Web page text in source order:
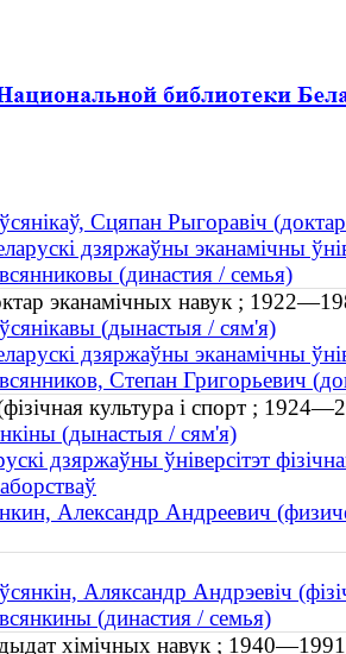
Сцяпан Рыгоравіч
дзяржаўны эканамічны
(династия / семья)
эканамічных навук ;
(дынастыя / сям'я)
дзяржаўны эканамічны
Степан Григорьевич
культура і спорт ;
(дынастыя / сям'я)
дзяржаўны ўніверсітэт
Александр Андреевич
Аляксандр Андрэевіч
(династия / семья)
хімічных навук ;